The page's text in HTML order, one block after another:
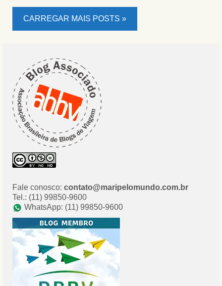
CARREGAR MAIS POSTS »
Fale conosco: contato@maripelomundo.com.br
Tel.: (11) 99850-9600
WhatsApp: (11) 99850-9600